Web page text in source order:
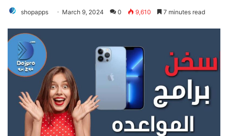
shopapps March 9, 2024 0 9,610 7 minutes read